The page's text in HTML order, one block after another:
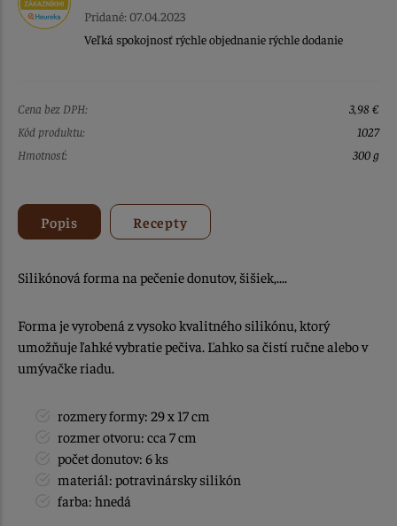
Pridané: 07.04.2023
Veľká spokojnosť rýchle objednanie rýchle dodanie
Cena bez DPH:
3,98 €
Kód produktu:
1027
Hmotnosť:
300 g
Popis Recepty
Silikónová forma na pečenie donutov, šišiek,....
Forma je vyrobená z vysoko kvalitného silikónu, ktorý
umožňuje ľahké vybratie pečiva. Ľahko sa čistí ručne alebo v
umývačke riadu.
rozmery formy: 29 x 17 cm
rozmer otvoru: cca 7 cm
počet donutov: 6 ks
materiál: potravinársky silikón
farba: hnedá